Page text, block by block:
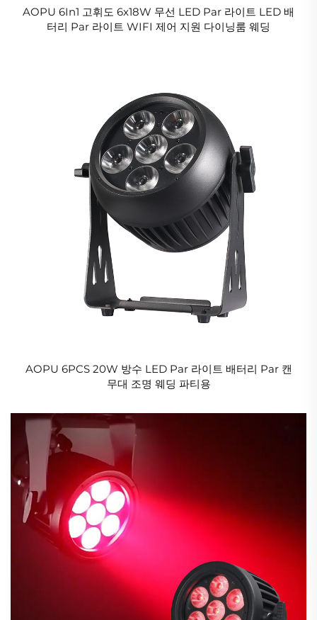
AOPU 6In1 고휘도 6x18W 무선 LED Par 라이트 LED 배
터리 Par 라이트 WIFI 제어 지원 다이닝룸 웨딩
AOPU 6PCS 20W 방수 LED Par 라이트 배터리 Par 캔
무대 조명 웨딩 파티용